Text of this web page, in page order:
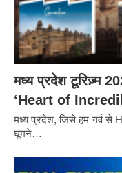
मध्य प्रदेश टूरिज़्म
‘Heart of
मध्य प्रदेश, जिसे हम गर्व से
घूमने…